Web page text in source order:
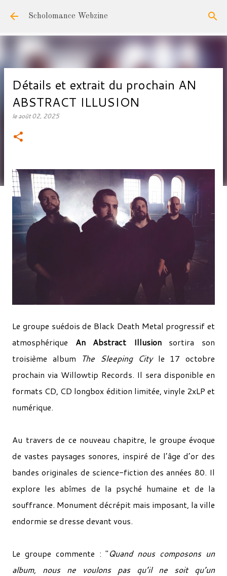
Accéder au contenu principal
Scholomance Webzine
Détails et extrait du prochain AN
ABSTRACT ILLUSION
leaoût 02, 2025
Le groupe suédois de Black Death Metal progressif et
atmosphérique An Abstract Illusion sortira son
troisième album
The Sleeping Cityle 17 octobre
prochain via Willowtip Records. Il sera disponible en
formats CD, CD longbox édition limitée, vinyle 2xLP et
numérique.
Au travers de ce nouveau chapitre, le groupe évoque
de vastes paysages sonores, inspiré de l’âge d’or des
bandes originales de science-fiction des années 80. Il
explore les abîmes de la psyché humaine et de la
souffrance. Monument décrépit mais imposant, la ville
endormie se dresse devant vous.
Le groupe commente : "Quand nous composons un
album, nous ne voulons pas qu’il ne soit qu’un